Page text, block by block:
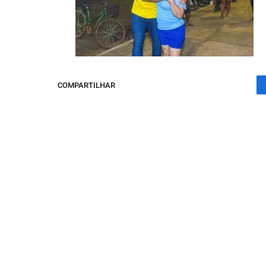
COMPARTILHAR